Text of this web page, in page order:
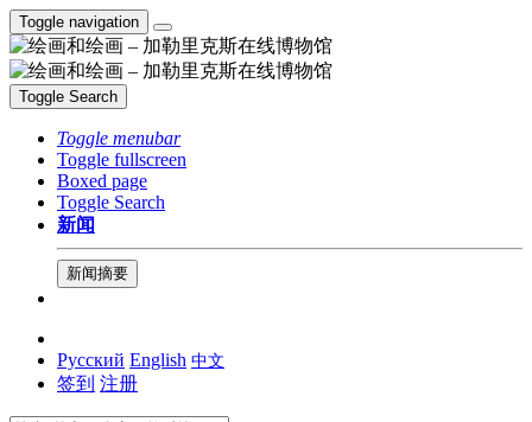
Toggle navigation
Toggle Search
Toggle menubar
Toggle fullscreen
Boxed page
Toggle Search
新闻
新闻摘要
Русский English 中文
签到 注册